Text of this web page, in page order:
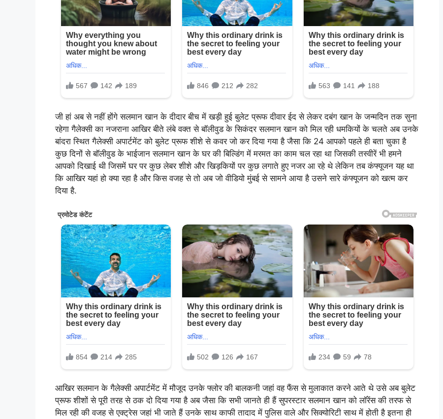
जी हां अब से नहीं होंगे सलमान खान के दीदार बीच में खड़ी हुई बुलेट प्रूफ दीवार ईद से लेकर दबंग खान के जन्मदिन तक सुना
रहेगा गैलेक्सी का नजराना आखिर बीते लंबे वक्त से बॉलीवुड के सिकंदर सलमान खान को मिल रही धमकियों के चलते अब उनके
बांदरा स्थित गैलेक्सी अपार्टमेंट को बुलेट प्रूफ शीशे से कवर जो कर दिया गया है जैसा कि 24 आपको पहले ही बता चुका है
कुछ दिनों से बॉलीवुड के भाईजान सलमान खान के घर की बिल्डिंग में मरमत का काम चल रहा था जिसकी तस्वीरें भी हमने
आपको दिखाई थी जिसमें घर पर कुछ लेबर शीशे और खिड़कियों पर कुछ लगाते हुए नजर आ रहे थे लेकिन तब कंफ्यूजन यह था
कि आखिर यहां हो क्या रहा है और किस वजह से तो अब जो वीडियो मुंबई से सामने आया है उसने सारे कंफ्यूजन को खत्म कर
दिया है.
आखिर सलमान के गैलेक्सी अपार्टमेंट में मौजूद उनके फ्लोर की बालकनी जहां वह फैंस से मुलाकात करने आते थे उसे अब बुलेट
प्रूफ शीशों से पूरी तरह से ठक दो दिया गया है अब जैसा कि सभी जानते ही हैं सुपरस्टार सलमान खान को लॉरेंस की तरफ से
मिल रही की वजह से एक्ट्रेस जहां भी जाते हैं उनके साथ काफी तादाद में पुलिस वाले और सिक्योरिटी साथ में होती है इतना ही